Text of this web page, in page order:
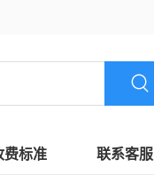
费标准 联系客服